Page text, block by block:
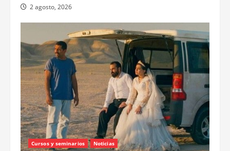
2 agosto, 2026
Cursos y seminarios Noticias